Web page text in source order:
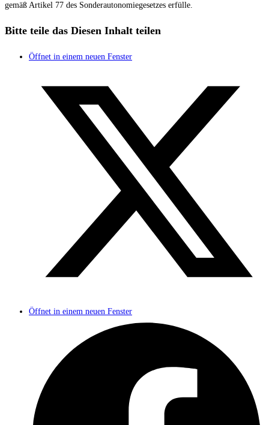
gemäß Artikel 77 des Sonderautonomiegesetzes erfülle.
Bitte teile das Diesen Inhalt teilen
Öffnet in einem neuen Fenster
Öffnet in einem neuen Fenster